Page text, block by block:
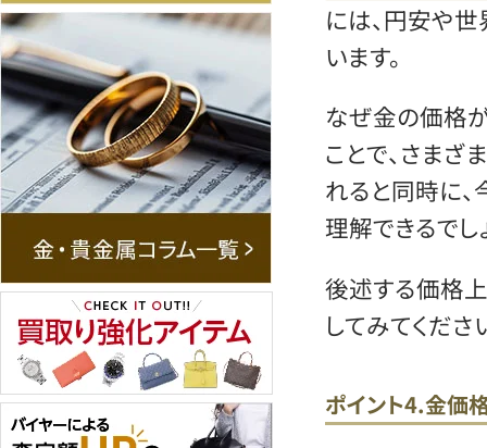
には、円安や
います。
なぜ金の価格
ことで、さま
れると同時に
理解できるでし
後述する価格
してみてくださ
ポイント4.金価